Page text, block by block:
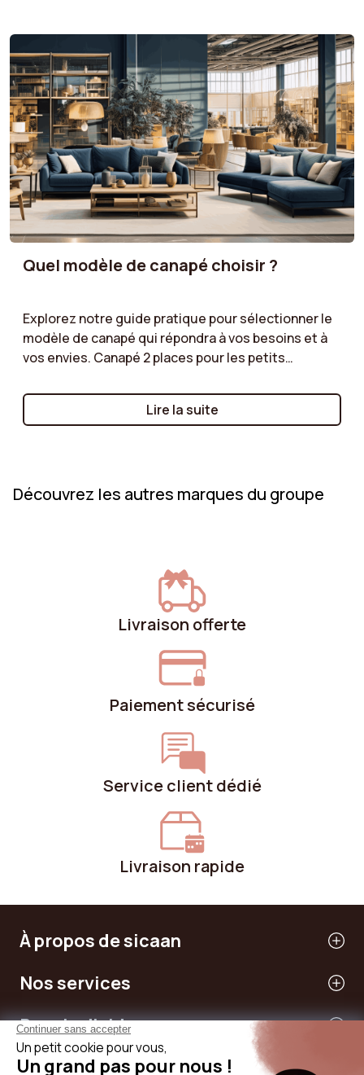
effet moderne, ou teintes naturelles pour une
atmosphère chaleureuse : suivez nos
recommandations pour un choix de couleur qui
sublimera votre espace tout en reflétant votre
personnalité.
Quel modèle de canapé choisir ?
Explorez notre guide pratique pour sélectionner le
modèle de canapé qui répondra à vos besoins et à
vos envies. Canapé 2 places pour les petits
canapé modulable pour une flexibilité maximale :
nous vous aidons à comprendre les avantages de
Lire la suite
Découvrez les autres marques du groupe
Livraison offerte
Paiement sécurisé
Service client dédié
Livraison rapide
À propos de sicaan
Nos services
Besoin d'aide
International